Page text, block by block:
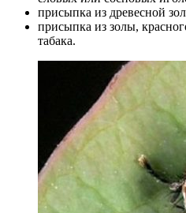
присыпка из древесной
присыпка из золы,
табака.